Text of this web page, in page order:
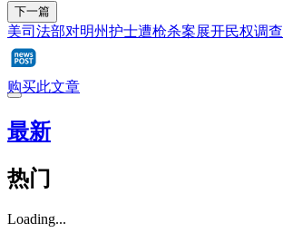
下一篇
美司法部对明州护士遭枪杀案展开民权调查
购买此文章
最新
热门
Loading...